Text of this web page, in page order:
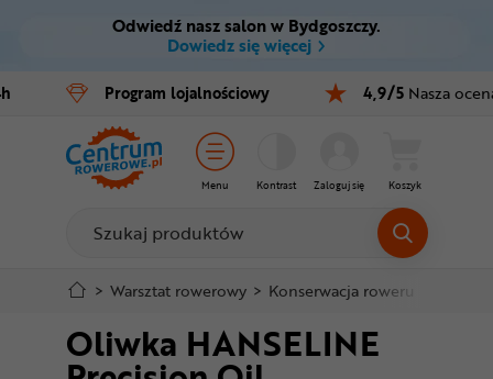
Ctrl M
Menu główne
Informacje o produkcie
Do koszyka
Szczegółowe informacje
Stopka
Odwiedź nasz salon w Bydgoszczy.
Dowiedz się więcej
Program lojalnościowy 4,9/5 Nasza
Menu Kontrast Zaloguj się Koszyk
Rowery
E-bike
Części
Akcesoria
Odzież
Kaski
> Warsztat rowerowy > Konserwacja roweru
Oliwka HANSELINE